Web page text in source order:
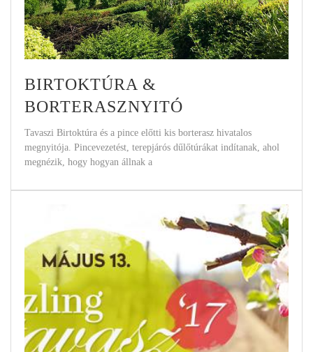
BIRTOKTÚRA &
BORTERASZNYITÓ
Tavaszi Birtoktúra és a pince előtti kis borterasz hivatalos
megnyitója. Pincevezetést, terepjárós dűlőtúrákat indítanak, ahol
megnézik, hogy hogyan állnak a